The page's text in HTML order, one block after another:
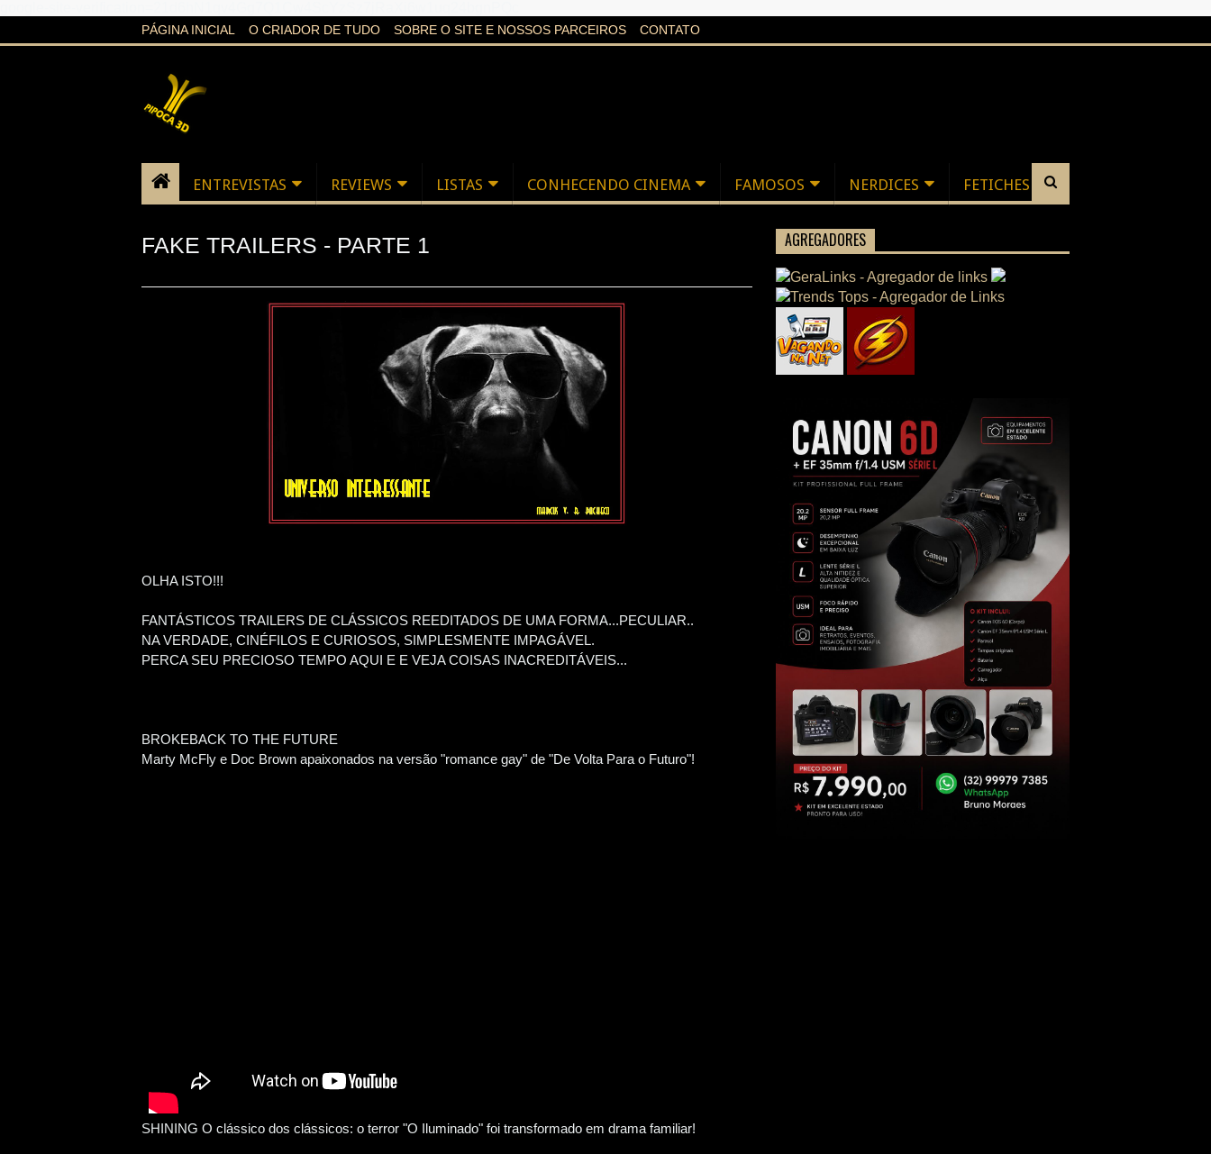
PÁGINA INICIAL O CRIADOR DE TUDO SOBRE O SITE E NOSSOS PARCEIROS CONTATO
ENTREVISTAS REVIEWS LISTAS CONHECENDO CINEMA FAMOSOS NERDICES FETICHES
FAKE TRAILERS - PARTE 1
OLHA ISTO!!!
FANTÁSTICOS TRAILERS DE CLÁSSICOS REEDITADOS DE UMA FORMA...PECULIAR..
NA VERDADE, CINÉFILOS E CURIOSOS, SIMPLESMENTE IMPAGÁVEL.
PERCA SEU PRECIOSO TEMPO AQUI E E VEJA COISAS INACREDITÁVEIS...
BROKEBACK TO THE FUTURE
Marty McFly e Doc Brown apaixonados na versão "romance gay" de "De Volta Para o Futuro"!
SHINING O clássico dos clássicos: o terror "O Iluminado" foi transformado em drama familiar!
AGREGADORES